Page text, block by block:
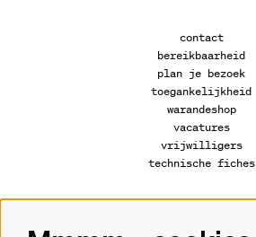
contact
bereikbaarheid
plan je bezoek
toegankelijkheid
warandeshop
vacatures
vrijwilligers
technische fiches